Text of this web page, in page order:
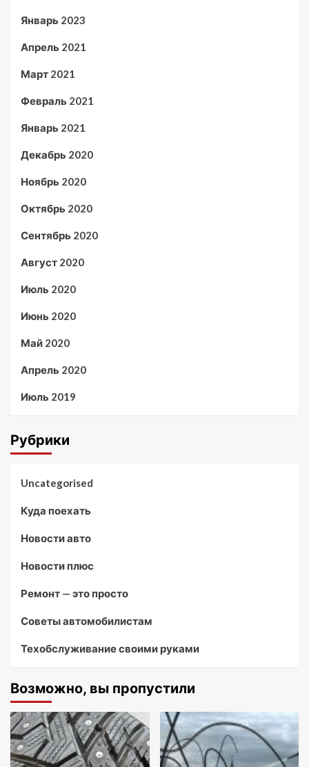
Январь 2023
Апрель 2021
Март 2021
Февраль 2021
Январь 2021
Декабрь 2020
Ноябрь 2020
Октябрь 2020
Сентябрь 2020
Август 2020
Июль 2020
Июнь 2020
Май 2020
Апрель 2020
Июль 2019
Рубрики
Uncategorised
Куда поехать
Новости авто
Новости плюс
Ремонт — это просто
Советы автомобилистам
Техобслуживание своими руками
Возможно, вы пропустили